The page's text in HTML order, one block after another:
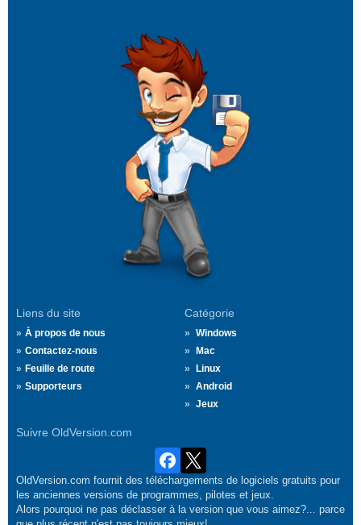
Liens du site
À propos de nous
Contactez-nous
Feuille de route
Supporteurs
Catégorie
Windows
Mac
Linux
Android
Jeux
Suivre OldVersion.com
OldVersion.com fournit des téléchargements de logiciels gratuits pour
les anciennes versions de programmes, pilotes et jeux.
Alors pourquoi ne pas déclasser à la version que vous aimez?... parce